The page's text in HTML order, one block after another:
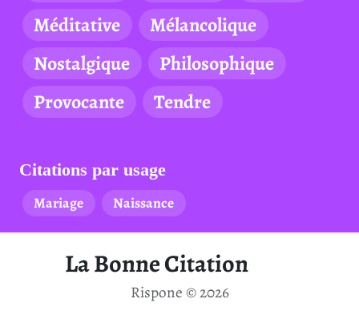
Méditative
Mélancolique
Nostalgique
Philosophique
Provocante
Tendre
Citations par usage
Mariage
Naissance
La Bonne Citation
Rispone © 2026